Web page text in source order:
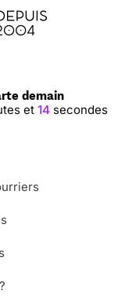
demain
et 13secondes